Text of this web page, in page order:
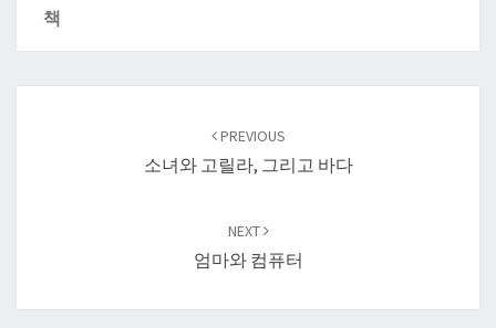
책
PREVIOUS
소녀와 고릴라, 그리고 바다
NEXT
엄마와 컴퓨터